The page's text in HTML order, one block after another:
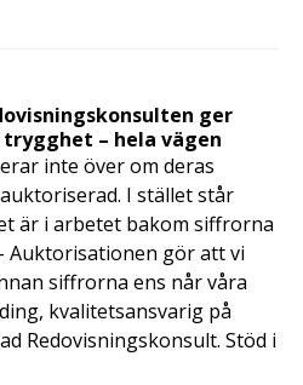
ger
– hela vägen
inte över om deras
I stället står
är i arbetet bakom siffrorna
Auktorisationen gör att vi
siffrorna ens når våra
kvalitetsansvarig på
Redovisningskonsult. Stöd i